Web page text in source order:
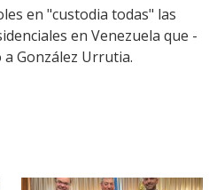
en "custodia todas" las
en Venezuela que -
González Urrutia.